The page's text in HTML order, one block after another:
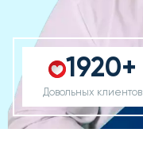
1920+
Довольных клиентов